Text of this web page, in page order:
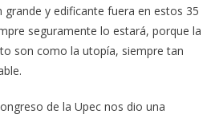
y edificante fuera en estos 35
seguramente lo estará, porque la
son como la utopía, siempre tan
de la Upec nos dio una